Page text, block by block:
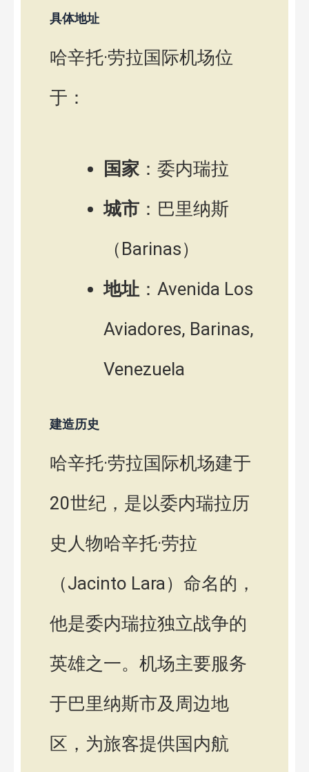
具体地址
哈辛托·劳拉国际机场位
于：
国家 ：委内瑞拉
城市 ：巴里纳斯
（Barinas）
地址：Avenida Los
Aviadores, Barinas,
Venezuela
建造历史
哈辛托·劳拉国际机场建于
20世纪，是以委内瑞拉历
史人物哈辛托·劳拉
（Jacinto Lara）命名的，
他是委内瑞拉独立战争的
英雄之一。机场主要服务
于巴里纳斯市及周边地
区，为旅客提供国内航